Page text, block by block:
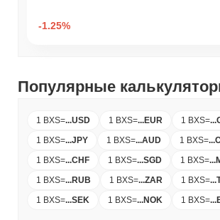
-1.25%
Популярные
1 BXS=...USD 1 BXS=...EUR 1 BXS=...
1 BXS=...JPY 1 BXS=...AUD 1 BXS=...
1 BXS=...CHF 1 BXS=...SGD 1 BXS=...
1 BXS=...RUB 1 BXS=...ZAR 1 BXS=...
1 BXS=...SEK 1 BXS=...NOK 1 BXS=...